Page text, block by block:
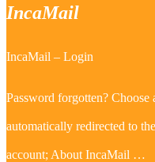
IncaMail
IncaMail – Login
Password forgotten?
automatically redirected to
account; About IncaMail …